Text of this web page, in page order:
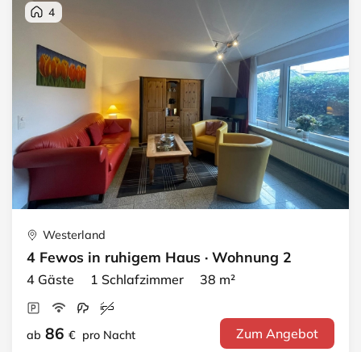
4
Westerland
4 Fewos in ruhigem Haus · Wohnung 2
4 Gäste 1 Schlafzimmer 38 m²
ab 86 € pro Nacht Zum Angebot